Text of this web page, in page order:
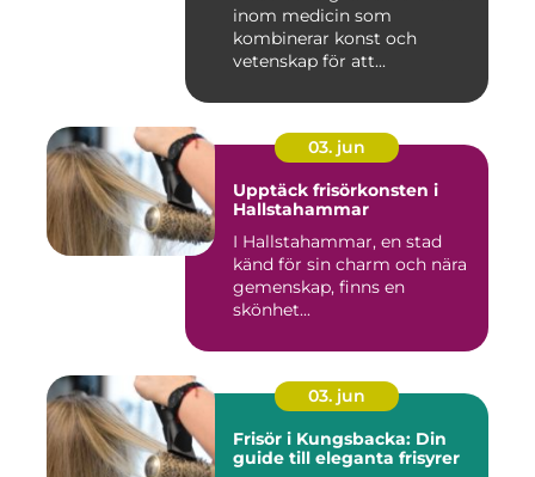
inom medicin som
kombinerar konst och
vetenskap för att...
03. jun
Upptäck frisörkonsten i
Hallstahammar
I Hallstahammar, en stad
känd för sin charm och nära
gemenskap, finns en
skönhet...
03. jun
Frisör i Kungsbacka: Din
guide till eleganta frisyrer